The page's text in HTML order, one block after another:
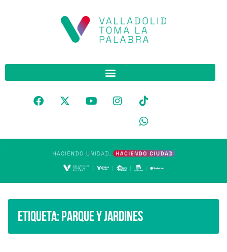
Etiqueta:Parque y Jardines